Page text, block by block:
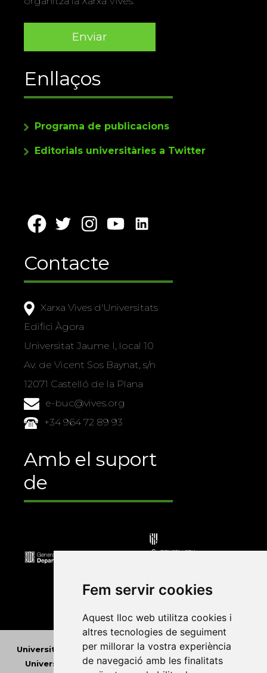
Fem servir cookies
Aquest lloc web utilitza cookies i
altres tecnologies de seguiment
per millorar la vostra experiència
de navegació amb les finalitats
Enllaços
Programa de publicacions
Editorials universitàries a Twitter
Contacte
Xarxa Vives d'Universitats
Edifici Àgora
Universitat Jaume I, local 10
Av. de Vicent Sos Baynat, s/n
12071 Castelló de la Plana
e-buc@vives.org
+34 964 72 89 93
Amb el suport
de
Universitat Abat Oliba CEU • Universitat d'Alacant
Universitat d'Andorra•Universitat Autònoma de